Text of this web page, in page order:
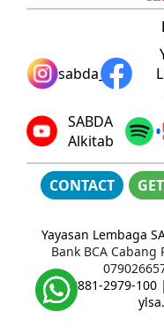
sabda_ylsa
SABDA
Alkitab
CONTACT
Yayasan Lembaga
Bank BCA Cabang
WA:0881-2979-100|